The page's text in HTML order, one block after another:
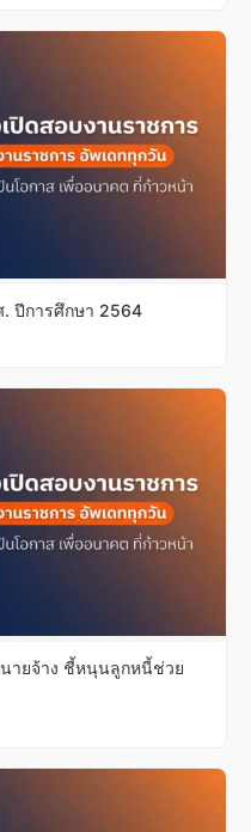
. ปีการศึกษา 2564
ายจ้าง ชี้หนุนลูกหนี้ช่วย